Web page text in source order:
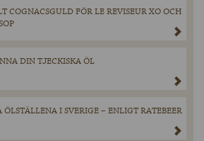
COGNACSGULD FÖR LE REVISEUR XO OCH
DIN TJECKISKA ÖL
ÖLSTÄLLENA I SVERIGE – ENLIGT RATEBEER